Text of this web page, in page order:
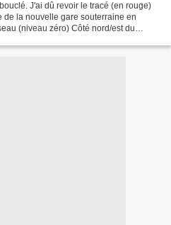
J'ai dû revoir le tracé (en rouge)
la nouvelle gare souterraine en
(niveau zéro) Côté nord/est du